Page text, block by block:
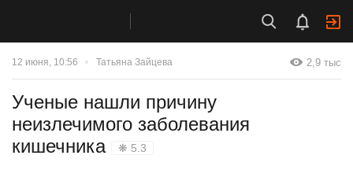
12 июня, 10:56 Татьяна Зайцева 2,9 тыс
Ученые нашли причину
неизлечимого заболевания
кишечника
❋ 5.3